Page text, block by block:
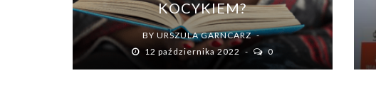
KOCYKIEM?
BY URSZULA GARNCARZ
12 października 2022
0